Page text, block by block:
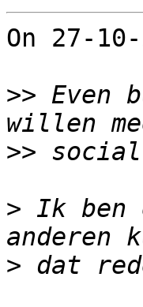
On 27-
>> Even
>>
> Ik ben
>